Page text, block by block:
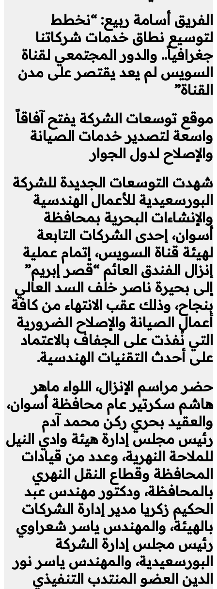
الفريق أسامة ربيع: “نخطط
لتوسيع نطاق خدمات شركاتنا
جغرافياً.. والدور المجتمعي لقناة
السويس لم يعد يقتصر على مدن
القناة”
موقع توسعات الشركة يفتح آفاقاً
واسعة لتصدير خدمات الصيانة
والإصلاح لدول الجوار
شهدت التوسعات الجديدة للشركة
البورسعيدية للأعمال الهندسية
والإنشاءات البحرية بمحافظة
أسوان، إحدى الشركات التابعة
لهيئة قناة السويس، إتمام عملية
إنزال الفندق العائم “قصر إبريم”
إلى بحيرة ناصر خلف السد العالي
بنجاح، وذلك عقب الانتهاء من كافة
أعمال الصيانة والإصلاح الضرورية
التي نُفذت على الجفاف بالاعتماد
على أحدث التقنيات الهندسية.
حضر مراسم الإنزال، اللواء ماهر
هاشم سكرتير عام محافظة أسوان،
والعقيد بحري ركن محمد آدم
رئيس مجلس إدارة هيئة وادي النيل
للملاحة النهرية، وعدد من قيادات
المحافظة وقطاع النقل النهري
بالمحافظة، ودكتور مهندس عبد
الحكيم زكريا مدير إدارة الشركات
بالهيئة، والمهندس ياسر شعراوي
رئيس مجلس إدارة الشركة
البورسعيدية، والمهندس ياسر نور
الدين العضو المنتدب التنفيذي